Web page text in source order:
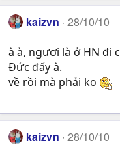
kaizvn 28/10/10
à à, ngươi là ở HN đi
Đức đấy à.
về rồi mà phải ko
kaizvn 28/10/10